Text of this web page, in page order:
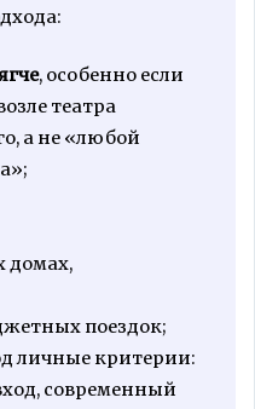
, особенно если
театра
а не «любой
домах,
поездок;
личные критерии:
современный